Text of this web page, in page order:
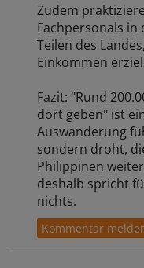
Zudem
Fachpersonals
Teilen des
Einkommen
Fazit: "Rund
dort geben" ist
Auswanderung
sondern droht,
Philippinen
deshalb spricht
nichts.